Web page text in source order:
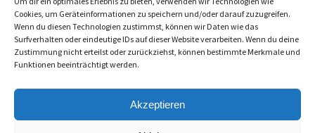
Cookies, um Geräteinformationen zu speichern und/oder darauf zuzugreifen.
Wenn du diesen Technologien zustimmst, können wir Daten wie das
Surfverhalten oder eindeutige IDs auf dieser Website verarbeiten. Wenn du deine
Zustimmung nicht erteilst oder zurückziehst, können bestimmte Merkmale und
Funktionen beeinträchtigt werden.
Akzeptieren